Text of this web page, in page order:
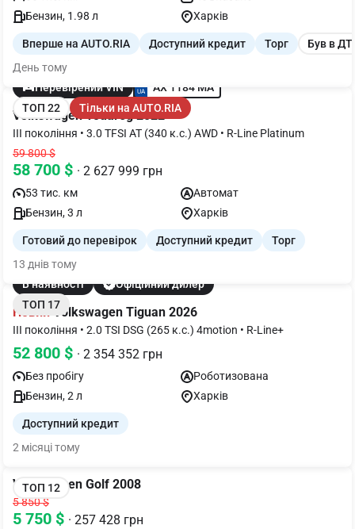
Бензин, 1.98 л
Харків
Вперше на AUTO.RIA Доступний кредит Торг
Був в
День тому
Перевірений VIN
AX 1184 MA
ТОП 22
Тільки на AUTO.RIA
Volkswagen Touareg 2022
III покоління • 3.0 TFSI AT (340 к.с.) AWD • R-Line Platinum
59 800 $
58 700 $ · 2 627 999 грн
53 тис. км
Автомат
Бензин, 3 л
Харків
Готовий до перевірок Доступний кредит
Торг
13 днів тому
В наявності
Офіційний дилер
ТОП 17
НовийVolkswagen Tiguan 2026
III покоління • 2.0 TSI DSG (265 к.с.) 4motion • R-Line+
52 800 $ · 2 354 352 грн
Без пробігу
Роботизована
Бензин, 2 л
Харків
Доступний кредит
2 місяці тому
ТОП 12
Volkswagen Golf 2008
5 850 $
5 750 $ · 257 428 грн